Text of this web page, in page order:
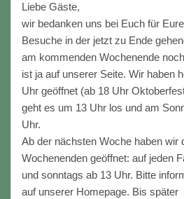
Liebe Gäste,
wir bedanken uns bei Euch für
Besuche in der jetzt zu Ende
am kommenden Wochenende
ist ja auf unserer Seite. Wir haben
Uhr geöffnet (ab 18 Uhr
geht es um 13 Uhr los und am
Uhr.
Ab der nächsten Woche haben wir
Wochenenden geöffnet: auf jeden
und sonntags ab 13 Uhr. Bitte
auf unserer Homepage. Bis später